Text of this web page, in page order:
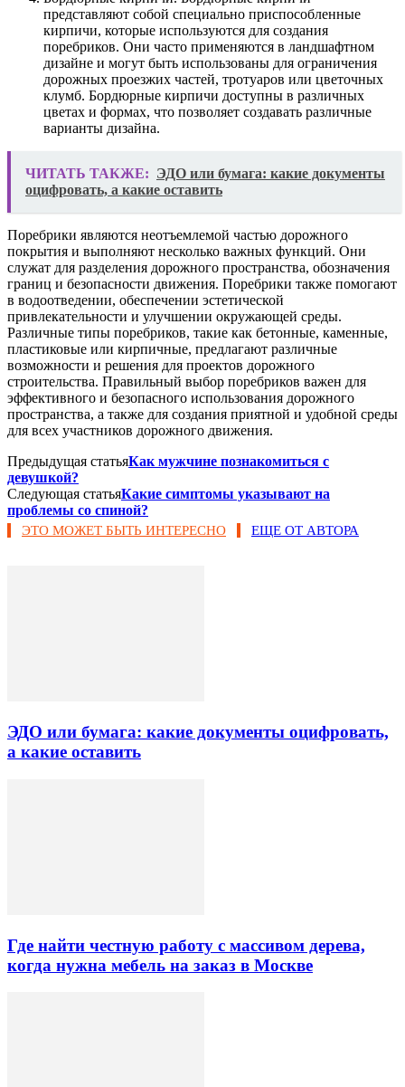
представляют собой специально приспособленные
кирпичи, которые используются для создания
поребриков. Они часто применяются в ландшафтном
дизайне и могут быть использованы для ограничения
дорожных проезжих частей, тротуаров или цветочных
клумб. Бордюрные кирпичи доступны в различных
цветах и формах, что позволяет создавать различные
варианты дизайна.
ЧИТАТЬ ТАКЖЕ: ЭДО или бумага: какие документы
оцифровать, а какие оставить
Поребрики являются неотъемлемой частью дорожного
покрытия и выполняют несколько важных функций. Они
служат для разделения дорожного пространства, обозначения
границ и безопасности движения. Поребрики также помогают
в водоотведении, обеспечении эстетической
привлекательности и улучшении окружающей среды.
Различные типы поребриков, такие как бетонные, каменные,
пластиковые или кирпичные, предлагают различные
возможности и решения для проектов дорожного
строительства. Правильный выбор поребриков важен для
эффективного и безопасного использования дорожного
пространства, а также для создания приятной и удобной среды
для всех участников дорожного движения.
Предыдущая статьяКак мужчине познакомиться с
девушкой?
Следующая статьяКакие симптомы указывают на
проблемы со спиной?
ЭТО МОЖЕТ БЫТЬ ИНТЕРЕСНО ЕЩЕ ОТ АВТОРА
ЭДО или бумага: какие документы оцифровать,
а какие оставить
Где найти честную работу с массивом дерева,
когда нужна мебель на заказ в Москве